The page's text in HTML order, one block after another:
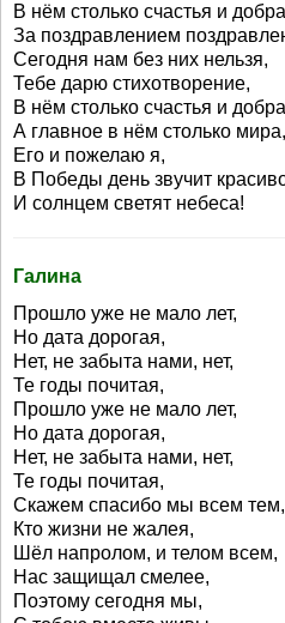
В нём столько счастья и
За поздравлением
Сегодня нам без них нельзя,
Тебе дарю стихотворение,
В нём столько счастья и
А главное в нём столько мира,
Его и пожелаю я,
В Победы день звучит
И солнцем светят небеса!
Галина
Прошло уже не мало лет,
Но дата дорогая,
Нет, не забыта нами, нет,
Те годы почитая,
Прошло уже не мало лет,
Но дата дорогая,
Нет, не забыта нами, нет,
Те годы почитая,
Скажем спасибо мы всем тем,
Кто жизни не жалея,
Шёл напролом, и телом всем,
Нас защищал смелее,
Поэтому сегодня мы,